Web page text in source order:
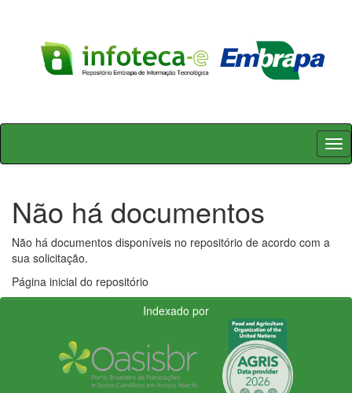
Skip
Não há documentos
Não há documentos disponíveis no repositório de acordo com a
sua solicitação.
Página inicial do repositório
Indexado por